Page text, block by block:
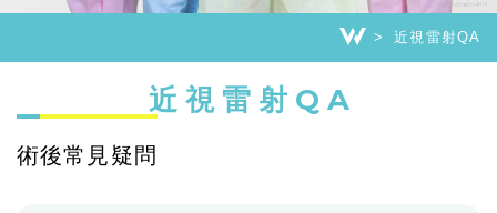
近視雷射QA
近視雷射QA
術後常見疑問